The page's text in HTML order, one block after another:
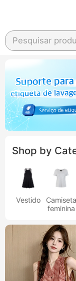
Pesquisar
Shop by
Vestido
Camiseta
feminina